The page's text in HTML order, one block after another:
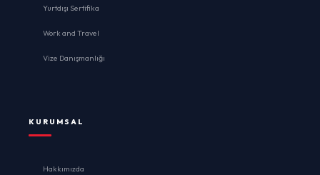
Yurtdışı Sertifika
Work and Travel
Vize Danışmanlığı
KURUMSAL
Hakkımızda